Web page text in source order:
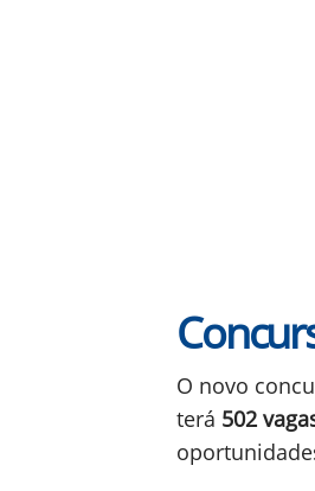
O novo
terá 502